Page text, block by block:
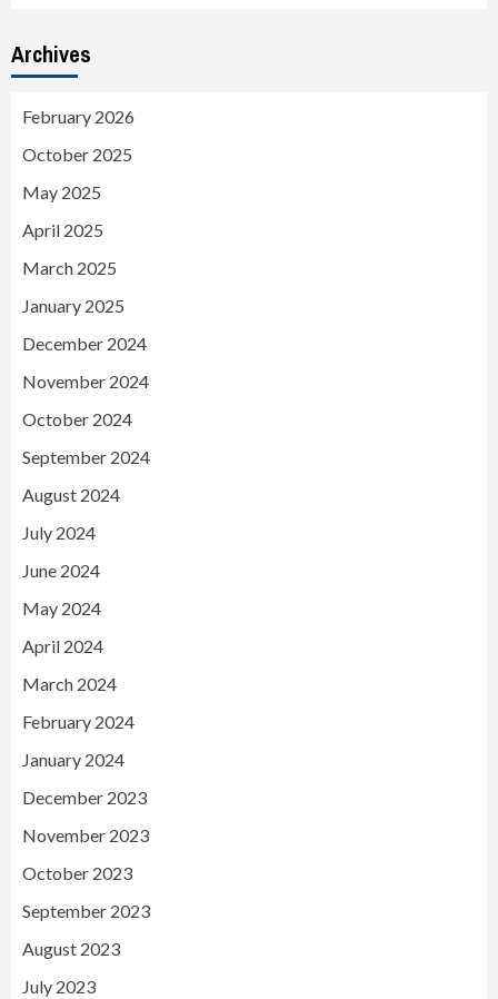
Archives
February 2026
October 2025
May 2025
April 2025
March 2025
January 2025
December 2024
November 2024
October 2024
September 2024
August 2024
July 2024
June 2024
May 2024
April 2024
March 2024
February 2024
January 2024
December 2023
November 2023
October 2023
September 2023
August 2023
July 2023